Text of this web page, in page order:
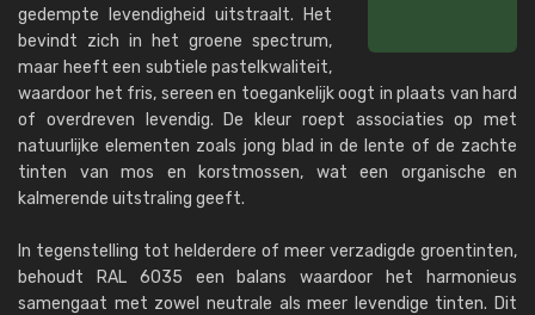
gedempte levendigheid uitstraalt. Het
bevindt zich in het groene spectrum,
maar heeft een subtiele pastelkwaliteit,
waardoor het fris, sereen en toegankelijk oogt in plaats van hard
of overdreven levendig. De kleur roept associaties op met
natuurlijke elementen zoals jong blad in de lente of de zachte
tinten van mos en korstmossen, wat een organische en
kalmerende uitstraling geeft.
In tegenstelling tot helderdere of meer verzadigde groentinten,
behoudt RAL 6035 een balans waardoor het harmonieus
samengaat met zowel neutrale als meer levendige tinten. Dit